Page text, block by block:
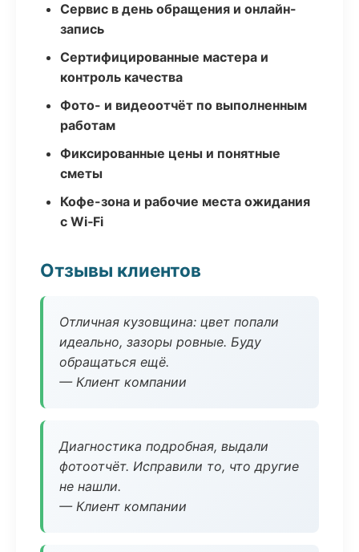
Сервис в день обращения и онлайн-
запись
Сертифицированные мастера и
контроль качества
Фото- и видеоотчёт по выполненным
работам
Фиксированные цены и понятные
сметы
Кофе-зона и рабочие места ожидания
с Wi‑Fi
Отзывы клиентов
Отличная кузовщина: цвет попали
идеально, зазоры ровные. Буду
обращаться ещё.
— Клиент компании
Диагностика подробная, выдали
фотоотчёт. Исправили то, что другие
не нашли.
— Клиент компании